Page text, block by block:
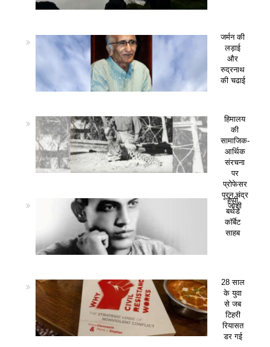
जर्मन की
लड़ाई
और
रुद्रनाथ
की चढाई
हिमालय
की
सामाजिक-
आर्थिक
संरचना
पर
प्रोफेसर
पूरन चंद्र
जोशी
हैप्पी
बर्थडे
कॉर्बेट
साहब
28 साल
के युवा
से जब
टिहरी
रियासत
डर गई